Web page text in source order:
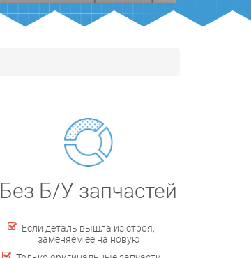
Без Б/У запчастей
Если деталь вышла из строя,
заменяем ее на новую